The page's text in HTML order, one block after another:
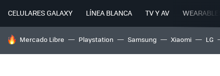
CELULARES GALAXY LÍNEA BLANCA TV Y AV
HOY SE HABLA DE
Mercado Libre Playstation Samsung Xiaomi LG